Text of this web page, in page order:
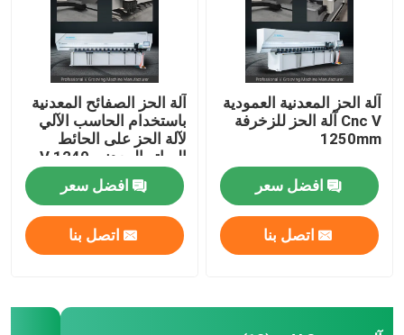
آلة الحز المعدنية العمودية
Cnc V آلة الحز للزخرفة
1250mm
افضل سعر
اتصل بنا
آلة الحز الصفائح المعدنية
باستخدام الحاسب الآلي
لآلة الحز على الحائط
الساتر المعدني V 1240
افضل سعر
اتصل بنا